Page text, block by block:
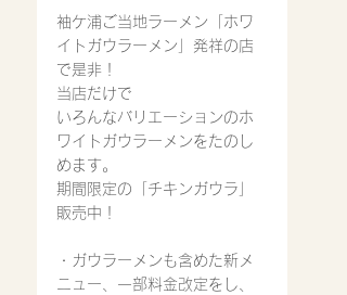
袖ケ浦ご当地ラーメン「ホワ
イトガウラーメン」発祥の店
で是非！
当店だけで
いろんなバリエーションのホ
ワイトガウラーメンをたのし
めます。
期間限定の「チキンガウラ」
販売中！
・ガウラーメンも含めた新メ
ニュー、一部料金改定をし、